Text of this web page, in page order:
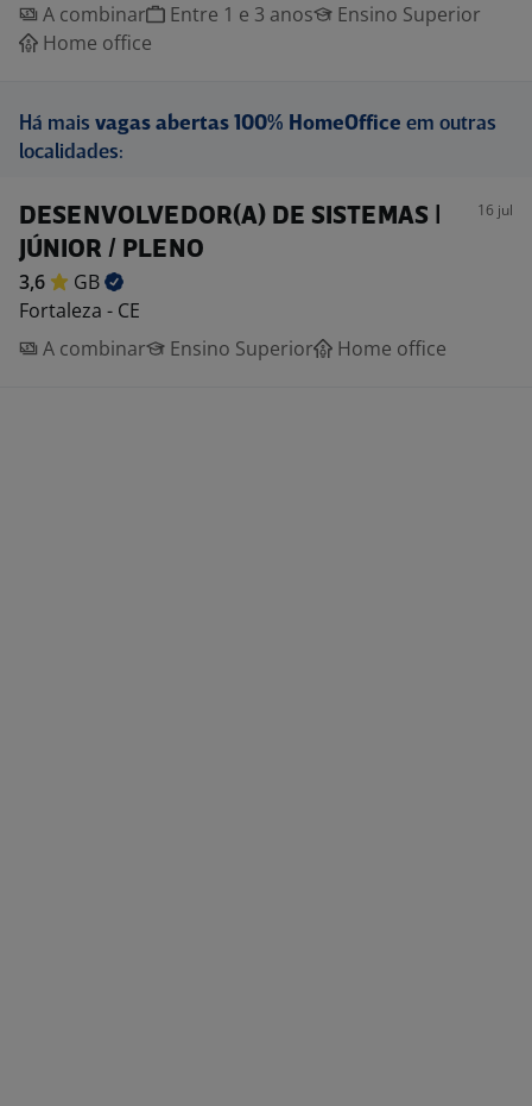
A combinar
Entre 1 e 3 anos
Ensino Superior
Home office
Há mais vagas abertas 100% HomeOffice em outras
localidades:
DESENVOLVEDOR(A) DE SISTEMAS |
JÚNIOR / PLENO
16 jul
3,6
GB
Fortaleza - CE
A combinar
Ensino Superior Home office